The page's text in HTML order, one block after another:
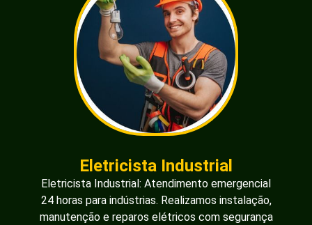
Eletricista Industrial
Eletricista Industrial: Atendimento emergencial
24 horas para indústrias. Realizamos instalação,
manutenção e reparos elétricos com segurança